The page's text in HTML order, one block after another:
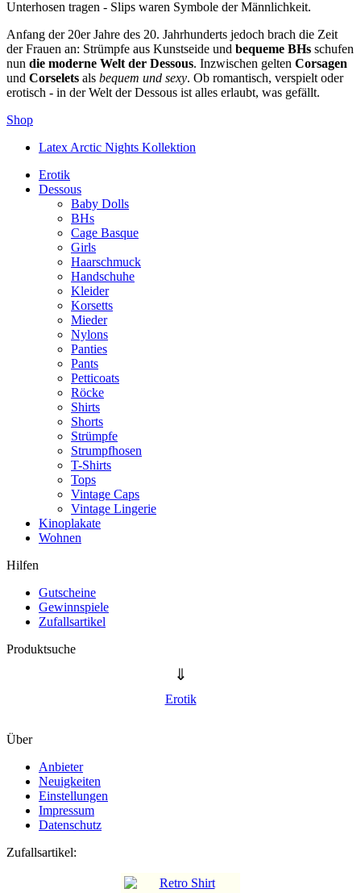
Unterhosen tragen - Slips waren Symbole der Männlichkeit.
Anfang der 20er Jahre des 20. Jahrhunderts jedoch brach die Zeit
der Frauen an: Strümpfe aus Kunstseide und bequeme BHs schufen
nun die moderne Welt der Dessous. Inzwischen gelten Corsagen
und Corselets als bequem und sexy. Ob romantisch, verspielt oder
erotisch - in der Welt der Dessous ist alles erlaubt, was gefällt.
Shop
Latex Arctic Nights Kollektion
Erotik
Dessous
Baby Dolls
BHs
Cage Basque
Girls
Haarschmuck
Handschuhe
Kleider
Korsetts
Mieder
Nylons
Panties
Pants
Petticoats
Röcke
Shirts
Shorts
Strümpfe
Strumpfhosen
T-Shirts
Tops
Vintage Caps
Vintage Lingerie
Kinoplakate
Wohnen
Hilfen
Gutscheine
Gewinnspiele
Zufallsartikel
Produktsuche
⇓
Erotik
Über
Anbieter
Neuigkeiten
Einstellungen
Impressum
Datenschutz
Zufallsartikel: